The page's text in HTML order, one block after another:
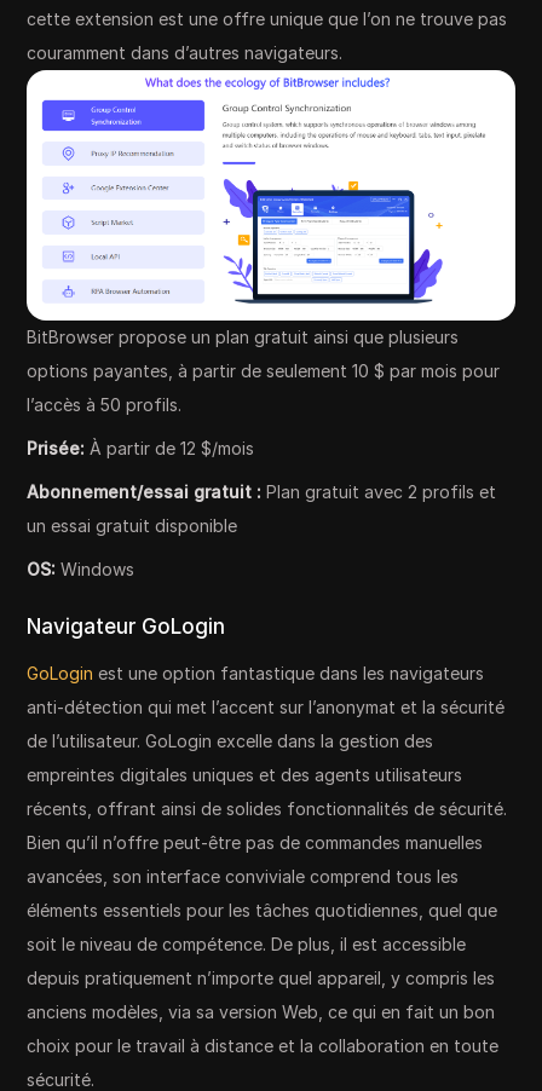
cette extension est une offre unique que l’on ne trouve pas
couramment dans d’autres navigateurs.
BitBrowser propose un plan gratuit ainsi que plusieurs
options payantes, à partir de seulement 10 $ par mois pour
l’accès à 50 profils.
Prisée: À partir de 12 $/mois
Abonnement/essai gratuit : Plan gratuit avec 2 profils et
un essai gratuit disponible
OS: Windows
Navigateur GoLogin
GoLogin est une option fantastique dans les navigateurs
anti-détection qui met l’accent sur l’anonymat et la sécurité
de l’utilisateur. GoLogin excelle dans la gestion des
empreintes digitales uniques et des agents utilisateurs
récents, offrant ainsi de solides fonctionnalités de sécurité.
Bien qu’il n’offre peut-être pas de commandes manuelles
avancées, son interface conviviale comprend tous les
éléments essentiels pour les tâches quotidiennes, quel que
soit le niveau de compétence. De plus, il est accessible
depuis pratiquement n’importe quel appareil, y compris les
anciens modèles, via sa version Web, ce qui en fait un bon
choix pour le travail à distance et la collaboration en toute
sécurité.